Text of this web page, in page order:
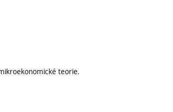
teorie.